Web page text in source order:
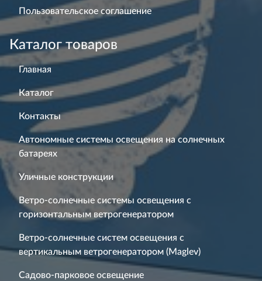
Пользовательское соглашение
Каталог товаров
Главная
Каталог
Контакты
Автономные системы освещения на солнечных
батареях
Уличные конструкции
Ветро-солнечные системы освещения с
горизонтальным ветрогенератором
Ветро-солнечные систем освещения с
вертикальным ветрогенератором (Maglev)
Садово-парковое освещение